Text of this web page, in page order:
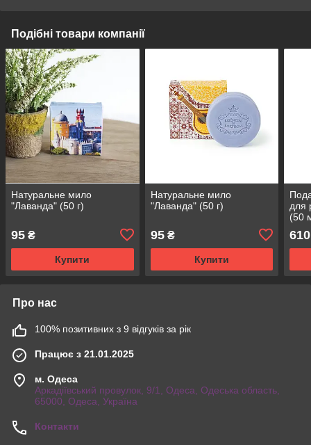
Подібні товари компанії
Натуральне мило
"Лаванда" (50 г)
95 ₴
Купити
Натуральне мило
"Лаванда" (50 г)
95₴
Купити
для
(50
610
Про нас
100% позитивних з 9 відгуків за рік
Працює з 21.01.2025
м. Одеса
Аркадіївський провулок, 9/1, Одеса, Одеська область,
65000, Одеса, Україна
Контакти